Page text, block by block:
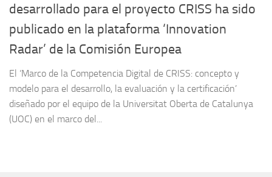
desarrollado para el proyecto CRISS ha sido
publicado en la plataforma ‘Innovation
Radar’ de la Comisión Europea
El ‘Marco de la Competencia Digital de CRISS: concepto y
modelo para el desarrollo, la evaluación y la certificación’
diseñado por el equipo de la Universitat Oberta de Catalunya
(UOC) en el marco del...